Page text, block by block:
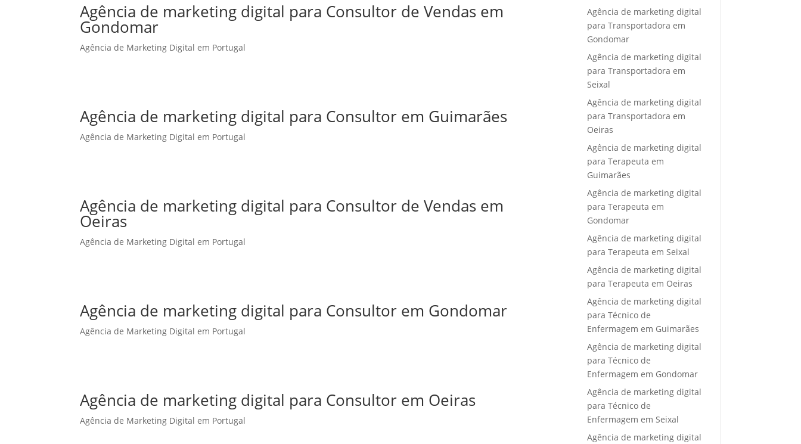
Agência de marketing digital para Consultor de Vendas em
Gondomar
Agência de Marketing Digital em Portugal
Agência de marketing digital para Consultor em Guimarães
Agência de Marketing Digital em Portugal
Agência de marketing digital para Consultor de Vendas em
Oeiras
Agência de Marketing Digital em Portugal
Agência de marketing digital para Consultor em Gondomar
Agência de Marketing Digital em Portugal
Agência de marketing digital para Consultor em Oeiras
Agência de Marketing Digital em Portugal
Agência de marketing digital
para Transportadora em
Gondomar
Agência de marketing digital
para Transportadora em
Seixal
Agência de marketing digital
para Transportadora em
Oeiras
Agência de marketing digital
para Terapeuta em
Guimarães
Agência de marketing digital
para Terapeuta em
Gondomar
Agência de marketing digital
para Terapeuta em Seixal
Agência de marketing digital
para Terapeuta em Oeiras
Agência de marketing digital
para Técnico de
Enfermagem em Guimarães
Agência de marketing digital
para Técnico de
Enfermagem em Gondomar
Agência de marketing digital
para Técnico de
Enfermagem em Seixal
Agência de marketing digital